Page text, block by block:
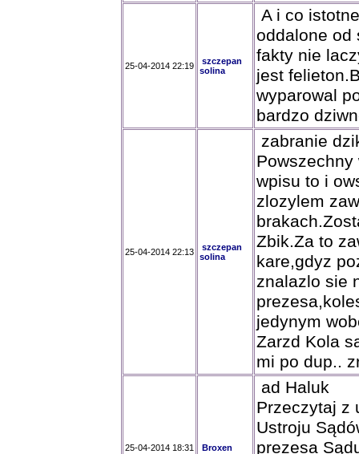
25-04-2014 22:19
szczepan
solina
A i co
oddalone od
fakty nie
jest
wyparowal
bardzo
25-04-2014 22:13
szczepan
solina
zabranie
wpisu to i
zlozylem
Zbik.Za to
kare,gdyz
znalazlo sie
jedynym
Zarzd Kola
mi po dup..
25-04-2014 18:31 Broxen
ad Haluk
Przeczytaj z
Ustroju
prezesa